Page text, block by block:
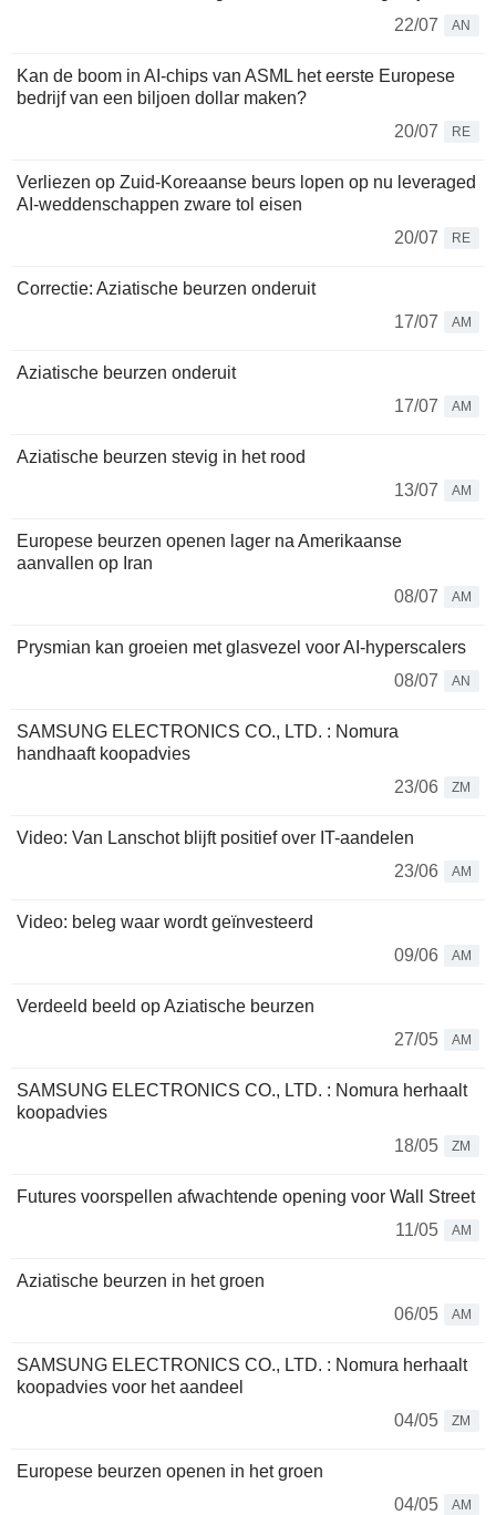
22/07
AN
Kan de boom in AI-chips van ASML het eerste Europese
bedrijf van een biljoen dollar maken?
20/07
RE
Verliezen op Zuid-Koreaanse beurs lopen op nu leveraged
AI-weddenschappen zware tol eisen
20/07
RE
Correctie: Aziatische beurzen onderuit
17/07
AM
Aziatische beurzen onderuit
17/07
AM
Aziatische beurzen stevig in het rood
13/07
AM
Europese beurzen openen lager na Amerikaanse
aanvallen op Iran
08/07
AM
Prysmian kan groeien met glasvezel voor AI-hyperscalers
08/07
AN
SAMSUNG ELECTRONICS CO., LTD. : Nomura
handhaaft koopadvies
23/06
ZM
Video: Van Lanschot blijft positief over IT-aandelen
23/06
AM
Video: beleg waar wordt geïnvesteerd
09/06
AM
Verdeeld beeld op Aziatische beurzen
27/05
AM
SAMSUNG ELECTRONICS CO., LTD. : Nomura herhaalt
koopadvies
18/05
ZM
Futures voorspellen afwachtende opening voor Wall Street
11/05
AM
Aziatische beurzen in het groen
06/05
AM
SAMSUNG ELECTRONICS CO., LTD. : Nomura herhaalt
koopadvies voor het aandeel
04/05
ZM
Europese beurzen openen in het groen
04/05
AM